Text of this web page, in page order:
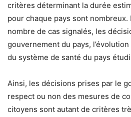
critères déterminant la durée
pour chaque pays sont
nombre de cas signalés, les
gouvernement du pays,
du système de santé du pays
Ainsi, les décisions prises par le
respect ou non des mesures de
citoyens sont autant de critères